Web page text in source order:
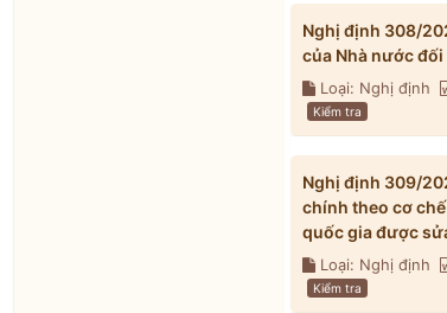
Nghị định 308/
của Nhà nước
Loại: Nghị định
Kiểm tra
Nghị định 309/
chính theo cơ
quốc gia được
Loại: Nghị định
Kiểm tra